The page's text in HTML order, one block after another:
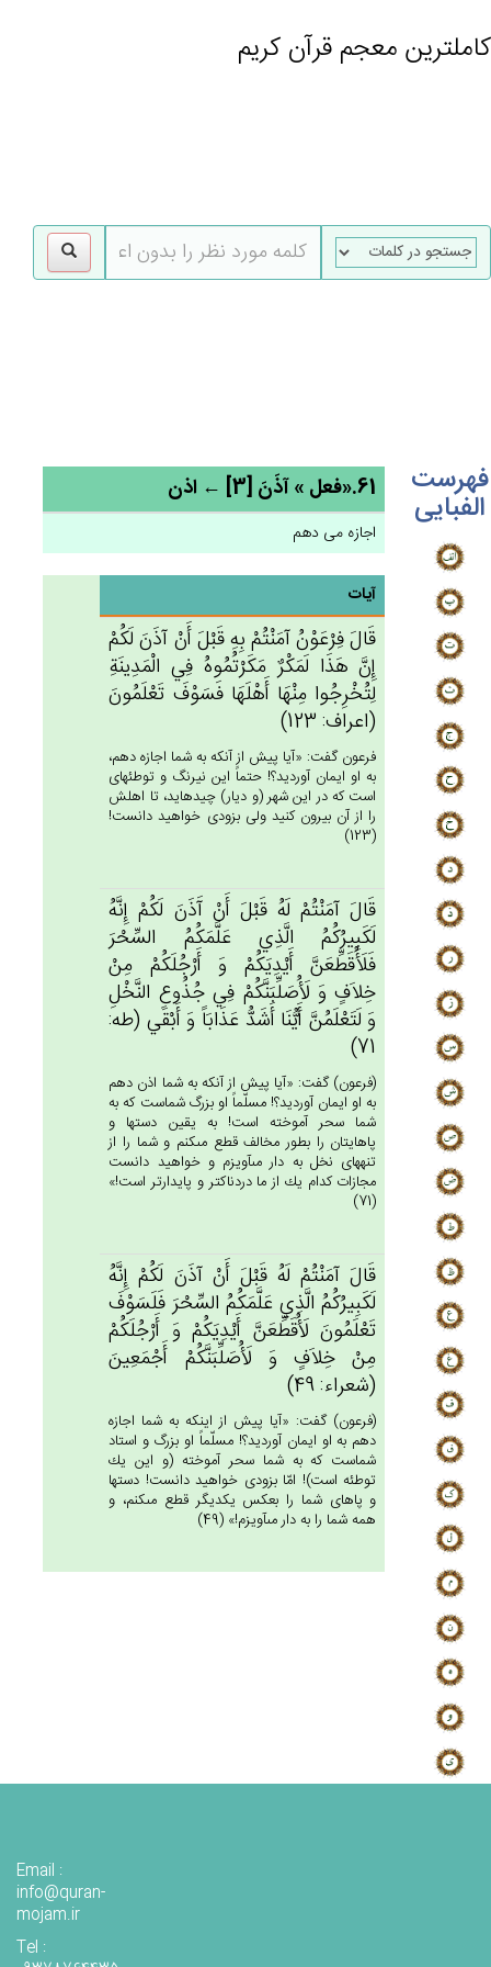
کاملترین معجم قرآن کریم
فهرست
الفبایی 61.«فعل » آذَن‌َ [3] ← اذن
اجازه می دهم
آیات
قَال‌َ فِرْعَوْن‌ُ آمَنْتُم‌ْ بِه‌ِ قَبْل‌َ أَن‌ْ آذَن‌َ لَكُم‌ْ
إِن‌َّ هَذَا لَمَكْرٌ مَكَرْتُمُوه‌ُ فِي‌ الْمَدِينَة‌ِ
لِتُخْرِجُوا مِنْهَا أَهْلَهَا فَسَوْف‌َ تَعْلَمُون‌َ
(اعراف: 123)
فرعون گفت: «آيا پيش از آنكه به شما اجازه دهم،
به او ايمان آورديد؟! حتماً اين نيرنگ و توطئه‏اى
است كه در اين شهر (و ديار) چيده‏ايد، تا اهلش
را از آن بيرون كنيد ولى بزودى خواهيد دانست!
(123)
قَال‌َ آمَنْتُم‌ْ لَه‌ُ قَبْل‌َ أَن‌ْ آَذَن‌َ لَكُم‌ْ إِنَّه‌ُ
لَكَبِيرُكُم‌ُ الَّذِي‌ عَلَّمَكُم‌ُ السِّحْرَ
فَلَأُقَطِّعَن‌َّ أَيْدِيَكُم‌ْ وَ أَرْجُلَكُمْ‌ مِن‌ْ
خِلاَف‌ٍ وَ لَأُصَلِّبَنَّكُم‌ْ فِي‌ جُذُوع‌ِ النَّخْل‌ِ
وَ لَتَعْلَمُن‌َّ أَيُّنَا أَشَدُّ عَذَابَاً وَ أَبْقَي‌ (طه:
71)
(فرعون) گفت: «آيا پيش از آنكه به شما اذن دهم
به او ايمان آورديد؟! مسلّماً او بزرگ شماست كه به
شما سحر آموخته است! به يقين دستها و
پاهايتان را بطور مخالف قطع مى‏كنم و شما را از
تنه‏هاى نخل به دار مى‏آويزم و خواهيد دانست
مجازات كدام يك از ما دردناكتر و پايدارتر است!»
(71)
قَال‌َ آمَنْتُم‌ْ لَه‌ُ قَبْل‌َ أَن‌ْ آذَن‌َ لَكُم‌ْ إِنَّه‌ُ
لَكَبِيرُكُم‌ُ الَّذِي‌ عَلَّمَكُم‌ُ السِّحْرَ فَلَسَوْف‌َ
تَعْلَمُون‌َ لَأُقَطِّعَن‌َّ أَيْدِيَكُم‌ْ وَ أَرْجُلَكُمْ‌
مِن‌ْ خِلاَف‌ٍ وَ لَأُصَلِّبَنَّكُم‌ْ أَجْمَعِين‌َ
(شعراء: 49)
(فرعون) گفت: «آيا پيش از اينكه به شما اجازه
دهم به او ايمان آورديد؟! مسلّماً او بزرگ و استاد
شماست كه به شما سحر آموخته (و اين يك
توطئه است)! امّا بزودى خواهيد دانست! دستها
و پاهاى شما را بعكس يكديگر قطع مى‏كنم، و
همه شما را به دار مى‏آويزم!» (49)
Email :
info@quran-
mojam.ir
Tel :